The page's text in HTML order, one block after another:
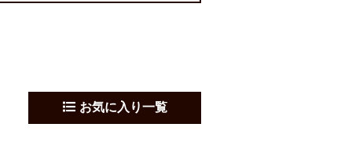
お気に入り一覧